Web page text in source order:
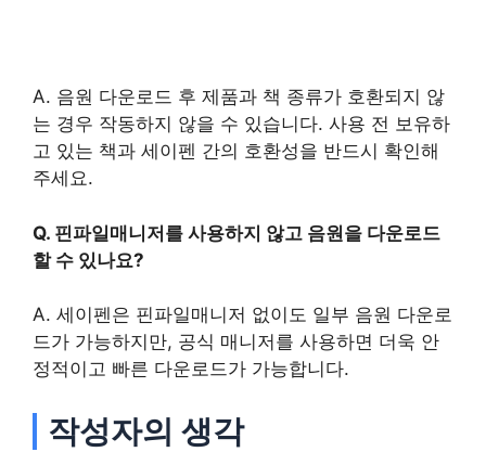
A. 음원 다운로드 후 제품과 책 종류가 호환되지 않
는 경우 작동하지 않을 수 있습니다. 사용 전 보유하
고 있는 책과 세이펜 간의 호환성을 반드시 확인해
주세요.
Q. 핀파일매니저를 사용하지 않고 음원을 다운로드
할 수 있나요?
A. 세이펜은 핀파일매니저 없이도 일부 음원 다운로
드가 가능하지만, 공식 매니저를 사용하면 더욱 안
정적이고 빠른 다운로드가 가능합니다.
작성자의 생각